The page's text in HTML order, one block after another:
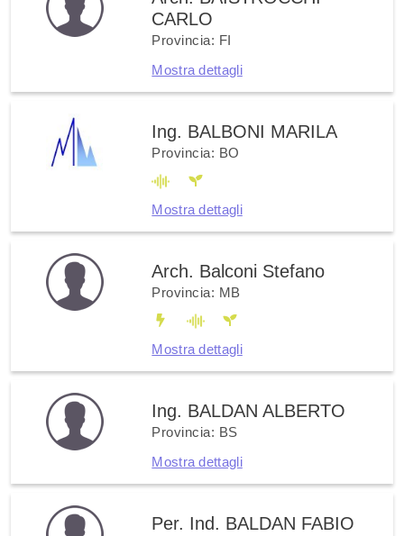
CARLO
Provincia: FI
Mostra dettagli
Ing. BALBONI MARILA
Provincia: BO
Mostra dettagli
Arch. Balconi Stefano
Provincia: MB
Mostra dettagli
Ing. BALDAN ALBERTO
Provincia: BS
Mostra dettagli
Per. Ind. BALDAN FABIO